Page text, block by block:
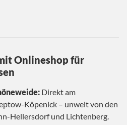
Onlineshop für
Direkt am
Köpenick – unweit von den
Hellersdorf und Lichtenberg.